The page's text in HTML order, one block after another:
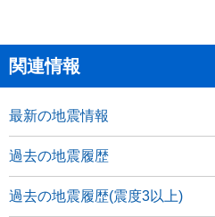
関連情報
最新の地震情報
過去の地震履歴
過去の地震履歴(震度3以上)